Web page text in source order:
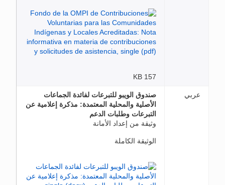
157 KB
عربي
صندوق الويبو للتبرعات لفائدة الجماعات
الأصلية والمحلية المعتمدة: مذكرة إعلامية عن
التبرعات وطلبات الدعم
وثيقة من إعداد الأمانة
الوثيقة الكاملة